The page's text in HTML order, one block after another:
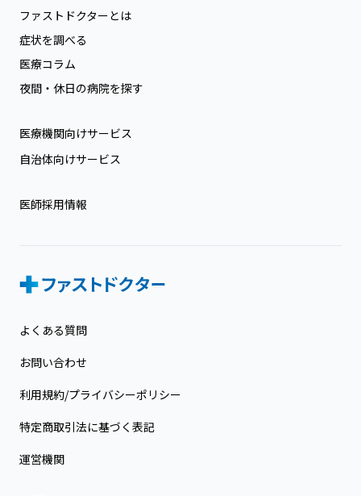
ファストドクターとは
症状を調べる
医療コラム
夜間・休日の病院を探す
医療機関向けサービス
自治体向けサービス
医師採用情報
よくある質問
お問い合わせ
利用規約/プライバシーポリシー
特定商取引法に基づく表記
運営機関